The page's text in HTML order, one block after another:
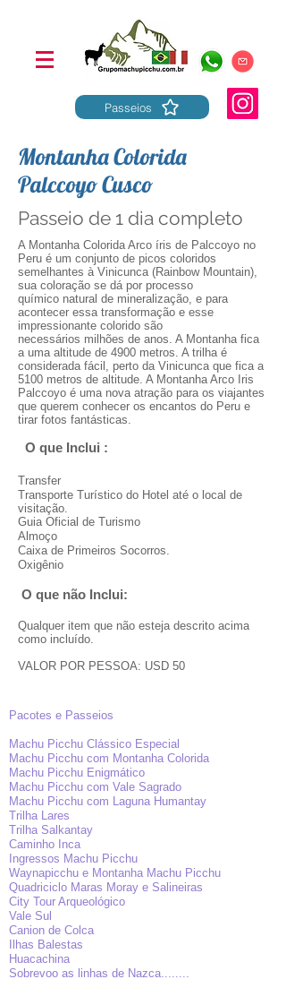
Passeios
Montanha Colorida
Palccoyo Cusco
Passeio de 1 dia completo
A Montanha Colorida Arco íris de Palccoyo no
Peru é um conjunto de picos coloridos
semelhantes à Vinicunca (Rainbow Mountain),
sua coloração se dá por processo
químico natural de mineralização, e para
acontecer essa transformação e esse
impressionante colorido são
necessários milhões de anos. A Montanha fica
a uma altitude de 4900 metros. A trilha é
considerada fácil, perto da Vinicunca que fica a
5100 metros de altitude. A Montanha Arco Iris
Palccoyo é uma nova atração para os viajantes
que querem conhecer os encantos do Peru e
tirar fotos fantásticas.
O que Inclui :
Transfer
Transporte Turístico do Hotel até o local de
visitação.
Guia Oficial de Turismo
Almoço
Caixa de Primeiros Socorros.
Oxigênio
O que não Inclui:
Qualquer item que não esteja descrito acima
como incluído.
VALOR POR PESSOA: USD 50
Pacotes e Passeios
Machu Picchu Clássico Especial
Machu Picchu com Montanha Colorida
Machu Picchu Enigmático
Machu Picchu com Vale Sagrado
Machu Picchu com Laguna Humantay
Trilha Lares
Trilha Salkantay
Caminho Inca
Ingressos Machu Picchu
Waynapicchu e Montanha Machu Picchu
Quadriciclo Maras Moray e Salineiras
City Tour Arqueológico
Vale Sul
Canion de Colca
Ilhas Balestas
Huacachina
Sobrevoo as linhas de Nazca........